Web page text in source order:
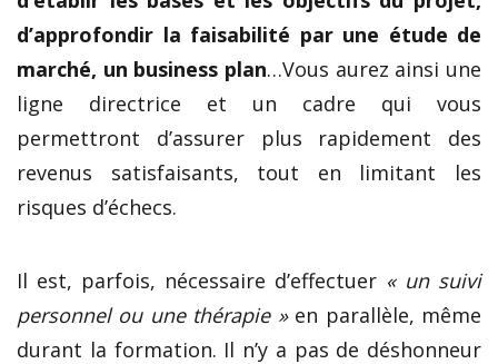
d’approfondir la faisabilité par une étude de
marché, un business plan…Vous aurez ainsi une
ligne directrice et un cadre qui vous
permettront d’assurer plus rapidement des
revenus satisfaisants, tout en limitant les
risques d’échecs.
Il est, parfois, nécessaire d’effectuer « un suivi
personnel ou une thérapie »en parallèle, même
durant la formation. Il n’y a pas de déshonneur